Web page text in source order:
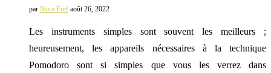
par Nora Eref août 26, 2022
Les instruments simples sont souvent les meilleurs ;
heureusement, les appareils nécessaires à la technique
Pomodoro sont si simples que vous les verrez dans